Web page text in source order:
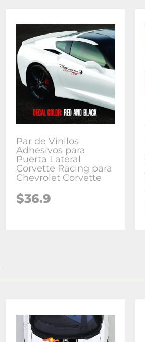
Par de Vinilos
Adhesivos para
Puerta Lateral
Corvette Racing para
Chevrolet Corvette
$36.9